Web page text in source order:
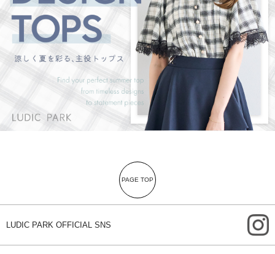
PAGE TOP
LUDIC PARK OFFICIAL SNS